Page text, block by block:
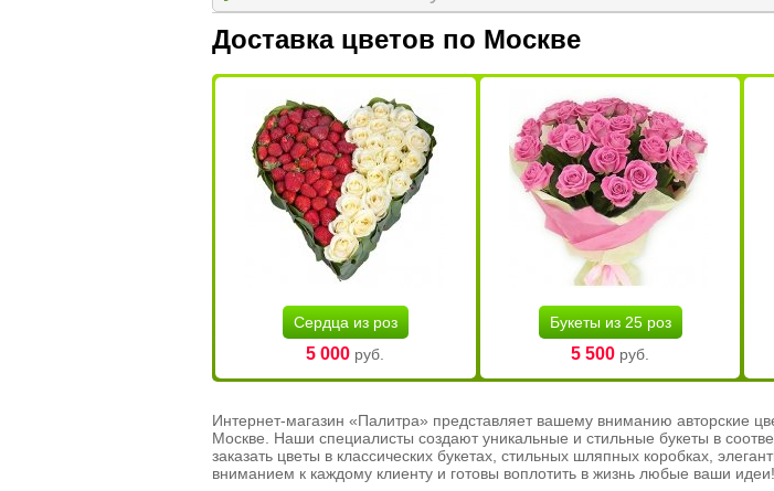
Доставка цветов по Москве
Сердца из роз
5 000 руб.
Букеты из 25 роз
5 500 руб.
Интернет-магазин «Палитра» представляет вашему вниманию авторские
Москве. Наши специалисты создают уникальные и стильные букеты в
заказать цветы в классических букетах, стильных шляпных коробках,
вниманием к каждому клиенту и готовы воплотить в жизнь любые ваши идеи!